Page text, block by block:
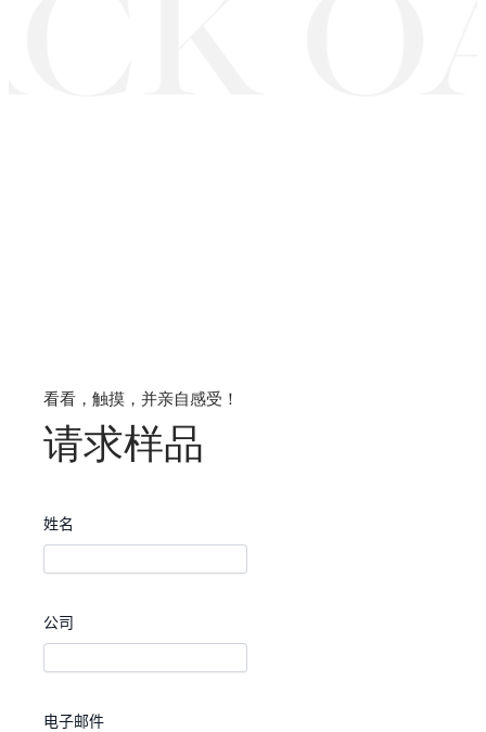
看看，触摸，并亲自感受！
请求样品
姓名
公司
电子邮件